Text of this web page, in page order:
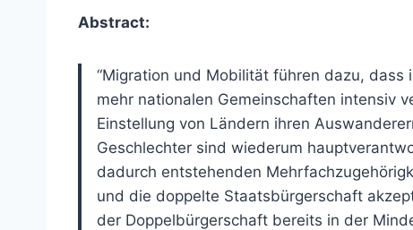
Abstract:
“Migration und Mobilität führen dazu,
mehr nationalen Gemeinschaften intensiv
Einstellung von Ländern ihren
Geschlechter sind wiederum
dadurch entstehenden
und die doppelte Staatsbürgerschaft
der Doppelbürgerschaft bereits in der